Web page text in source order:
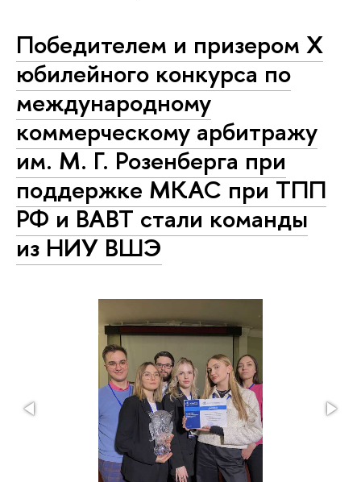
Победителем и призером X
юбилейного конкурса по
международному
коммерческому арбитражу
им. М. Г. Розенберга при
поддержке МКАС при ТПП
РФ и ВАВТ стали команды
из НИУ ВШЭ